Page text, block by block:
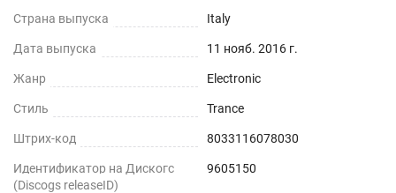
Страна выпуска Italy
Дата выпуска 11 нояб. 2016 г.
Жанр Electronic
Стиль Trance
Штрих-код 8033116078030
Идентификатор на Дискогс
(Discogs releaseID)
9605150